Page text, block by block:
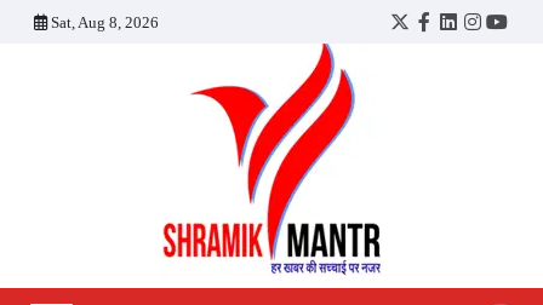
Sat, Aug 8, 2026
Twitter
Facebook
LinkedIn